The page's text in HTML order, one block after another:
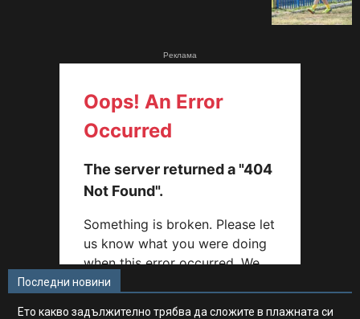
Реклама
Последни новини
Ето какво задължително трябва да сложите в плажната си